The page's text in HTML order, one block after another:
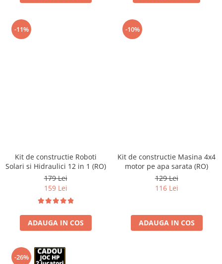
-11%
Kit de constructie Roboti
Solari si Hidraulici 12 in 1 (RO)
179 Lei
159 Lei
ADAUGA IN COS
-10%
Kit de constructie Masina 4x4
motor pe apa sarata (RO)
129 Lei
116 Lei
ADAUGA IN COS
-26%